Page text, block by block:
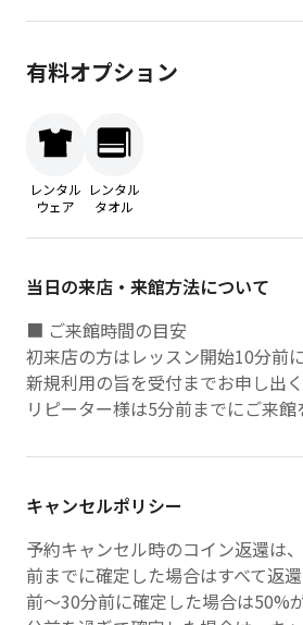
有料オプション
レンタル
ウェア
レンタル
タオル
当日の来店・来館方法について
■ ご来館時間の目安
初来店の方はレッスン開始10分前
新規利用の旨を受付までお申し出く
リピーター様は5分前までにご来館
キャンセルポリシー
予約キャンセル時のコイン返還は
前までに確定した場合はすべて返
前〜30分前に確定した場合は50%